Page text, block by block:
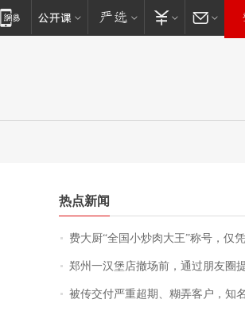
热点新闻
费大厨“全国小炒肉大王”称号，仅凭视频评出？中国烹饪
郑州一汉堡店撤场前，通过朋友圈提前告知逐一退费，有顾客仅剩1元也全被退回，分文不少；顾客：言
被传交付严重超期、糊弄客户，知名独角兽车企创始人回应：都没证据，将依法采取措施，“本人长期与美国交管局保持沟